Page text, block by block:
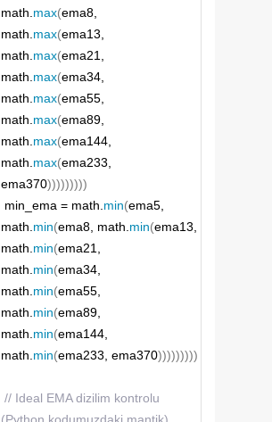
math.max(ema8,
math.max(ema13,
math.max(ema21,
math.max(ema34,
math.max(ema55,
math.max(ema89,
math.max(ema144,
math.max(ema233,
ema370)))))))))
min_ema = math.min(ema5,
math.min(ema8, math.min(ema13,
math.min(ema21,
math.min(ema34,
math.min(ema55,
math.min(ema89,
math.min(ema144,
math.min(ema233, ema370)))))))))
// Ideal EMA dizilim kontrolu